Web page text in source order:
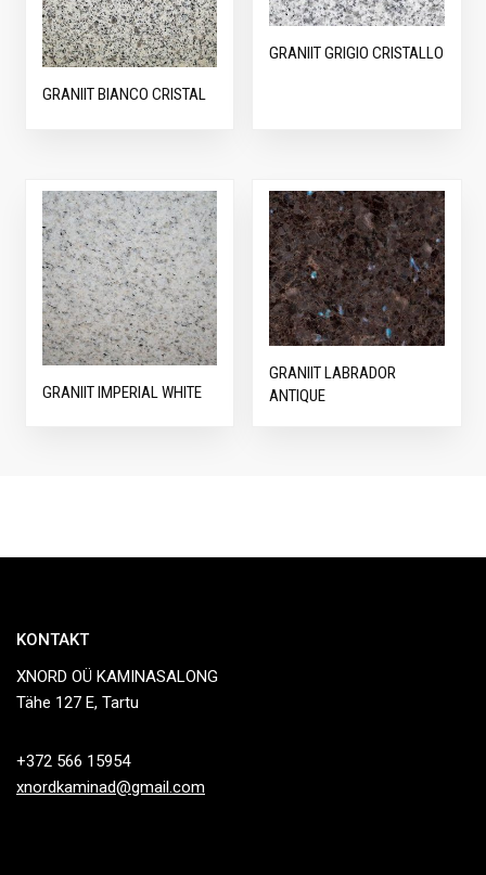
GRANIIT BIANCO CRISTAL
GRANIIT GRIGIO CRISTALLO
GRANIIT IMPERIAL WHITE
GRANIIT LABRADOR
ANTIQUE
KONTAKT
XNORD OÜ KAMINASALONG
Tähe 127 E, Tartu
+372 566 15954
xnordkaminad@gmail.com